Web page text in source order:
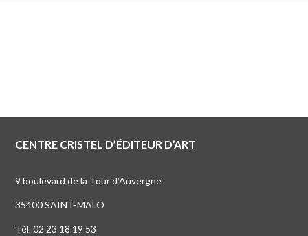
CENTRE CRISTEL D’ÉDITEUR D’ART
9 boulevard de la Tour d’Auvergne
35400 SAINT-MALO
Tél. 02 23 18 19 53